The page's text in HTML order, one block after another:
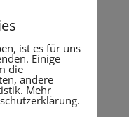
ist es für uns
Einige
die
andere
Mehr